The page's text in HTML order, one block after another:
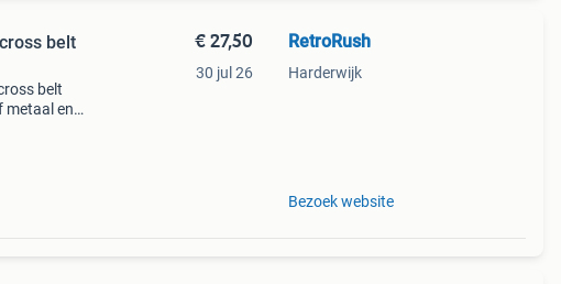
belt
belt
metaal en
€ 27,50
30 jul 26
RetroRush
Harderwijk
Bezoek website